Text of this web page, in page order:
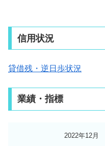
信用状況
貸借残・逆日歩状況
業績・指標
2022年12月